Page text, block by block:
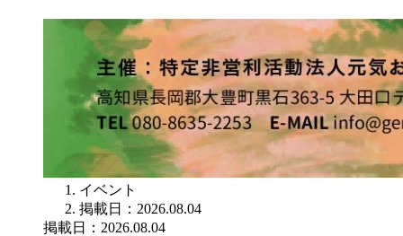
イベント
掲載日：2026.08.04
掲載日：2026.08.04